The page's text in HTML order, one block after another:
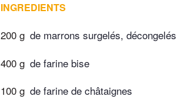
INGREDIENTS
200 g de marrons surgelés, décongelés
400 g de farine bise
100 g de farine de châtaignes